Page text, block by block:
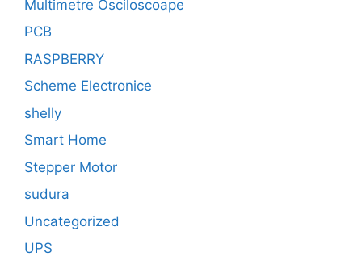
Multimetre Osciloscoape
PCB
RASPBERRY
Scheme Electronice
shelly
Smart Home
Stepper Motor
sudura
Uncategorized
UPS